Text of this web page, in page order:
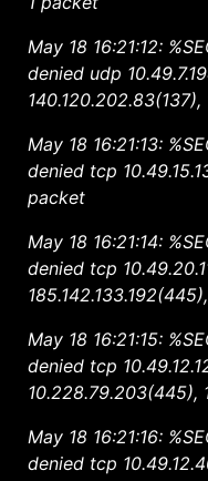
May 18 16:21:12:
denied udp
May 18 16:21:13:
denied tcp
packet
May 18 16:21:14:
denied tcp
May 18 16:21:15:
denied tcp
10.228.79.203(445),
May 18 16:21:16:
denied tcp